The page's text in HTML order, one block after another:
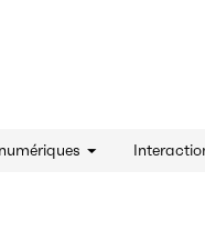
- Accueil